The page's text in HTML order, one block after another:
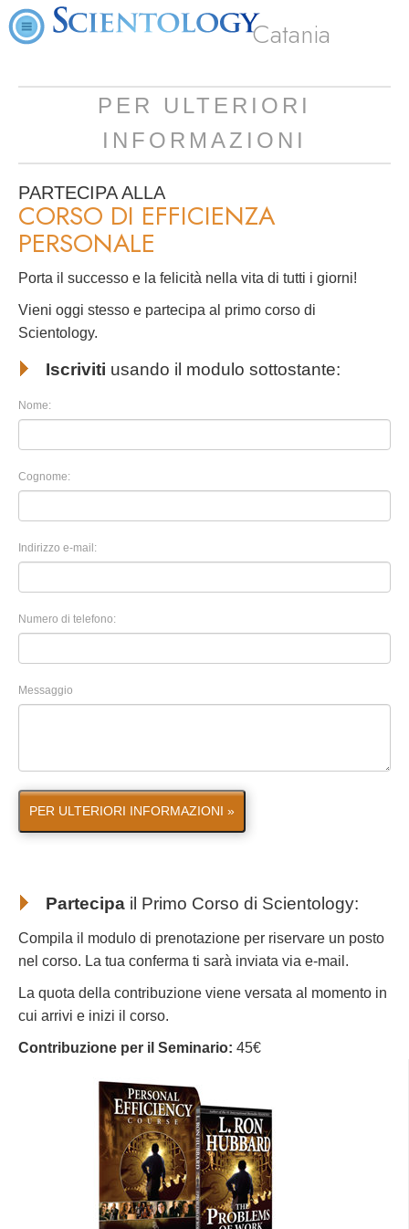
Catania
PER ULTERIORI
INFORMAZIONI
PARTECIPA ALLA
CORSO DI EFFICIENZA
PERSONALE
Porta il successo e la felicità nella vita di tutti i giorni!
Vieni oggi stesso e partecipa al primo corso di
Scientology.
Iscriviti usando il modulo sottostante:
Nome:
Cognome:
Indirizzo e-mail:
Numero di telefono:
Messaggio
PER ULTERIORI INFORMAZIONI »
Partecipa il Primo Corso di Scientology:
Compila il modulo di prenotazione per riservare un posto
nel corso. La tua conferma ti sarà inviata via e-mail.
La quota della contribuzione viene versata al momento in
cui arrivi e inizi il corso.
Contribuzione per il Seminario: 45€